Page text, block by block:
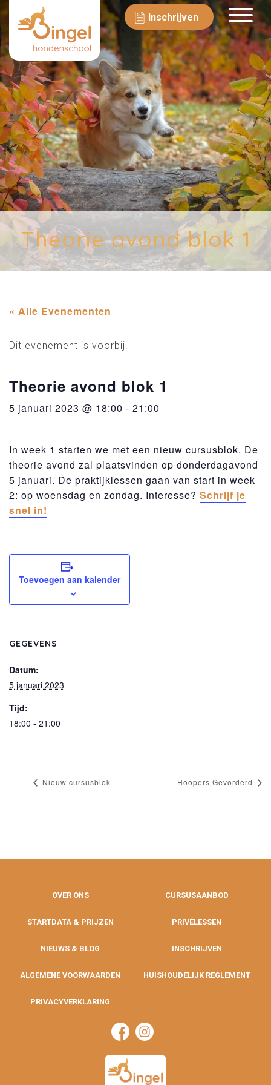
Inschrijven
Theorie avond blok 1
« Alle Evenementen
Dit evenement is voorbij.
Theorie avond blok 1
5 januari 2023 @ 18:00 - 21:00
In week 1 starten we met een nieuw cursusblok. De
theorie avond zal plaatsvinden op donderdagavond
5 januari. De praktijklessen gaan van start in week
2: op woensdag en zondag. Interesse? Schrijf je
snel in!
Toevoegen aan kalender
GEGEVENS
Datum:
5 januari 2023
Tijd:
18:00 - 21:00
Nieuw cursusblok Hoopers Gevorderd
OVER ONS CURSUSAANBOD
STARTDATA & PRIJZEN PRIVÉLESSEN
NIEUWS & BLOG INSCHRIJVEN
ALGEMENE VOORWAARDEN HUISHOUDELIJK REGLEMENT
PRIVACYVERKLARING